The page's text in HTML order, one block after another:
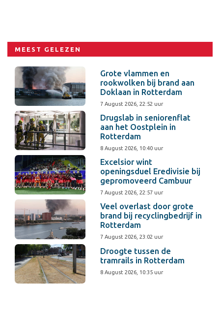
MEEST GELEZEN
Grote vlammen en
rookwolken bij brand aan
Doklaan in Rotterdam
7 August 2026, 22:52 uur
Drugslab in seniorenflat
aan het Oostplein in
Rotterdam
8 August 2026, 10:40 uur
Excelsior wint
openingsduel Eredivisie bij
gepromoveerd Cambuur
7 August 2026, 22:57 uur
Veel overlast door grote
brand bij recyclingbedrijf in
Rotterdam
7 August 2026, 23:02 uur
Droogte tussen de
tramrails in Rotterdam
8 August 2026, 10:35 uur